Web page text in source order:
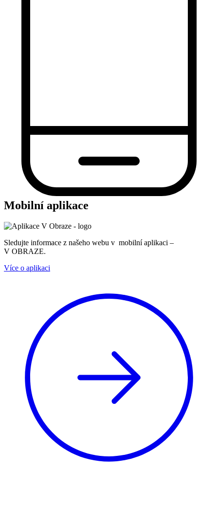
Mobilní aplikace
Sledujte informace z našeho webu v mobilní aplikaci –
V OBRAZE.
Více o aplikaci